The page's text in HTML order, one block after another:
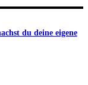
du deine eigene